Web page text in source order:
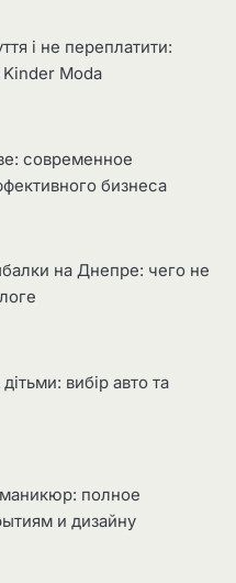
і не переплатити:
Moda
современное
бизнеса
на Днепре: чего не
вибір авто та
полное
и дизайну